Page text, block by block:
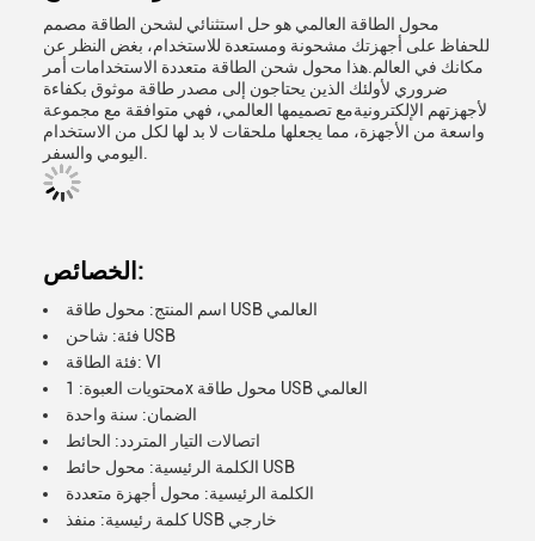
محول الطاقة العالمي هو حل استثنائي لشحن الطاقة مصمم
للحفاظ على أجهزتك مشحونة ومستعدة للاستخدام، بغض النظر عن
مكانك في العالم.هذا محول شحن الطاقة متعددة الاستخدامات أمر
ضروري لأولئك الذين يحتاجون إلى مصدر طاقة موثوق بكفاءة
لأجهزتهم الإلكترونيةمع تصميمها العالمي، فهي متوافقة مع مجموعة
واسعة من الأجهزة، مما يجعلها ملحقات لا بد لها لكل من الاستخدام
الخصائص:
اسم المنتج: محول طاقة USB العالمي
فئة: شاحن USB
فئة الطاقة: VI
محتويات العبوة: 1x محول طاقة USB العالمي
الضمان: سنة واحدة
اتصالات التيار المتردد: الحائط
الكلمة الرئيسية: محول حائط USB
الكلمة الرئيسية: محول أجهزة متعددة
كلمة رئيسية: منفذ USB خارجي